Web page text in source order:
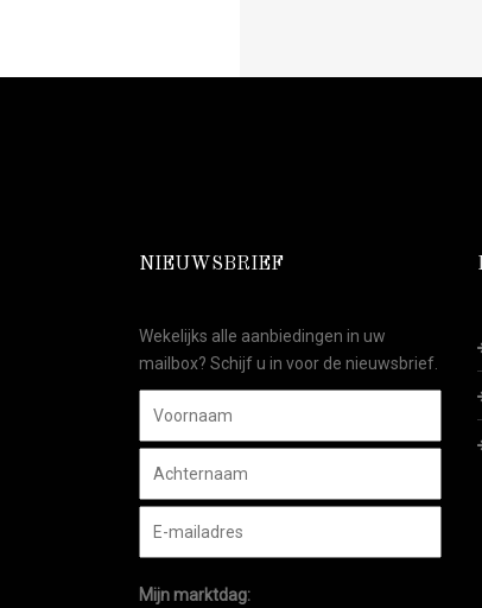
NIEUWSBRIEF
Wekelijks alle aanbiedingen in uw
mailbox? Schijf u in voor de nieuwsbrief.
Mijn marktdag: